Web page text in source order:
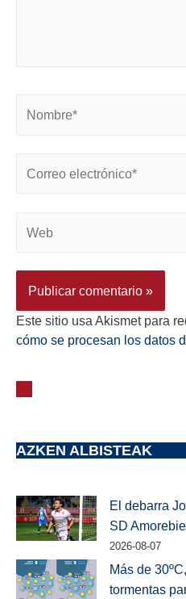
Este sitio usa Akismet para
cómo se procesan los datos
AZKEN ALBISTEAK
El debarra
SD
2026-08-07
Más de
tormentas